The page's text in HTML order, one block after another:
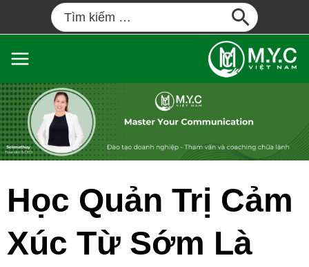
Học Quản Trị Cảm
Xúc Từ Sớm Là